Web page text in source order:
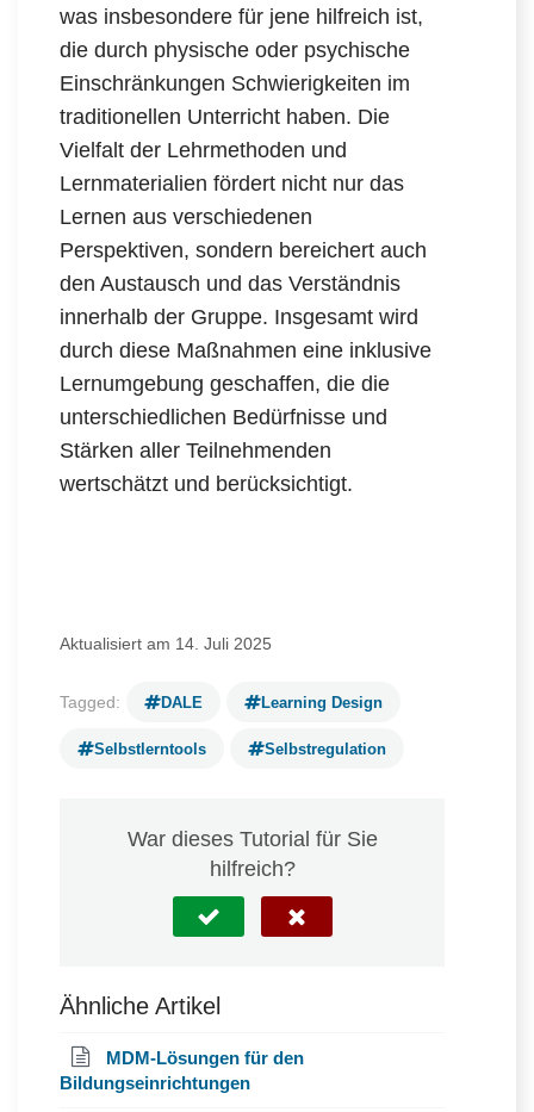
was insbesondere für jene hilfreich ist,
die durch physische oder psychische
Einschränkungen Schwierigkeiten im
traditionellen Unterricht haben. Die
Vielfalt der Lehrmethoden und
Lernmaterialien fördert nicht nur das
Lernen aus verschiedenen
Perspektiven, sondern bereichert auch
den Austausch und das Verständnis
innerhalb der Gruppe. Insgesamt wird
durch diese Maßnahmen eine inklusive
Lernumgebung geschaffen, die die
unterschiedlichen Bedürfnisse und
Stärken aller Teilnehmenden
wertschätzt und berücksichtigt.
Aktualisiert am 14. Juli 2025
Tagged: DALE Learning Design
Selbstlerntools Selbstregulation
War dieses Tutorial für Sie
hilfreich?
Ähnliche Artikel
MDM-Lösungen für den
Bildungseinrichtungen